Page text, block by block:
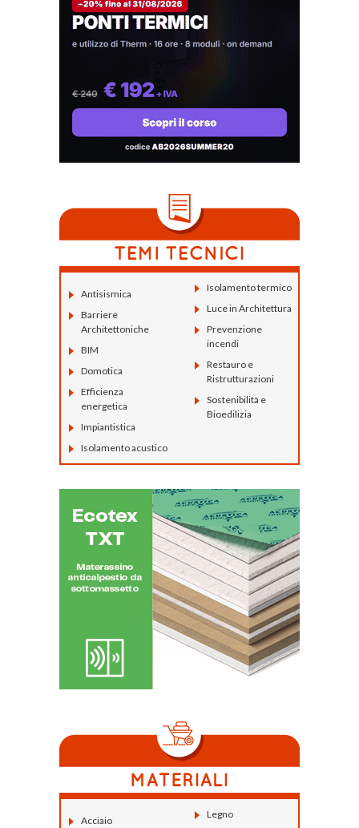
Antisismica
Barriere
Architettoniche
BIM
Domotica
Efficienza
energetica
Impiantistica
Isolamento acustico
Isolamento termico
Luce in Architettura
Prevenzione
incendi
Restauro e
Ristrutturazioni
Sostenibilità e
Bioedilizia
Acciaio
Legno